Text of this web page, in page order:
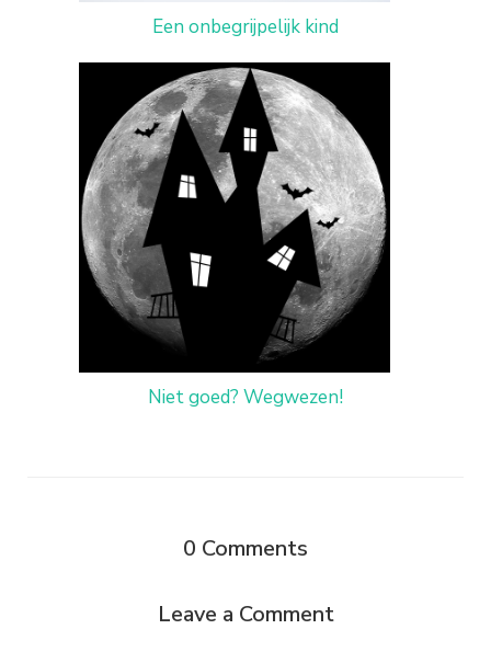
Een onbegrijpelijk kind
Niet goed? Wegwezen!
0 Comments
Leave a Comment